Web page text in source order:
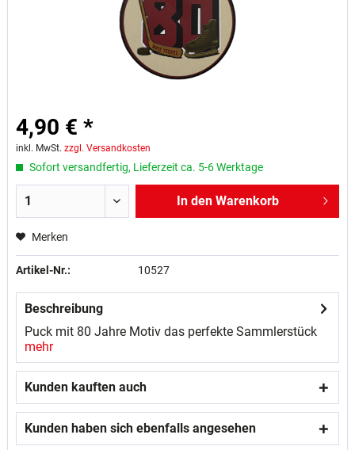
4,90 € *
inkl. MwSt. zzgl. Versandkosten
Sofort versandfertig, Lieferzeit ca. 5-6 Werktage
In den Warenkorb
Merken
Artikel-Nr.: 10527
Beschreibung
Puck mit 80 Jahre Motiv das perfekte Sammlerstück
mehr
Kunden kauften auch
Kunden haben sich ebenfalls angesehen